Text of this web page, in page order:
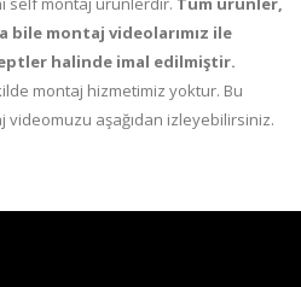
montaj videolarımız ile
halinde imal edilmiştir.
montaj hizmetimiz yoktur. Bu
aşağıdan izleyebilirsiniz.